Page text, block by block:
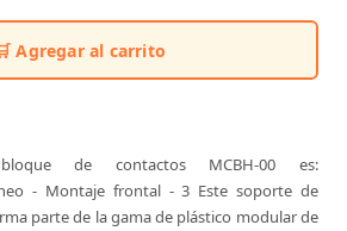
Agregar al carrito
de contactos MCBH-00 es:
- Montaje frontal - 3 Este soporte de
parte de la gama de plástico modular de